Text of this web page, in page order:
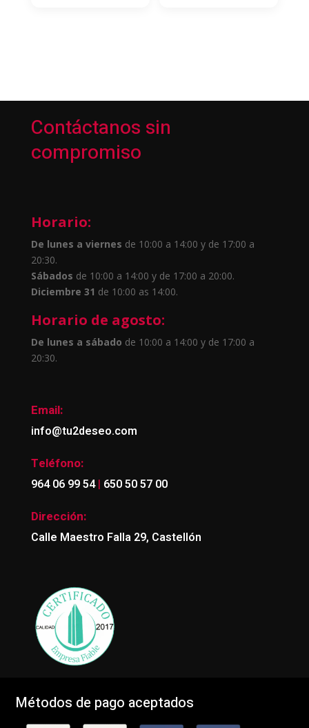
Contáctanos sin
compromiso
Horario:
De lunes a viernes de 10:00 a 14:00 y de 17:00 a
20:30.
Sábados de 10:00 a 14:00 y de 17:00 a 20:00.
Diciembre 31 de 10:00 as 14:00.
Horario de agosto:
De lunes a sábado de 10:00 a 14:00 y de 17:00 a
20:30.
Email:
info@tu2deseo.com
Teléfono:
964 06 99 54| 650 50 57 00
Dirección:
Calle Maestro Falla 29, Castellón
Métodos de pago aceptados